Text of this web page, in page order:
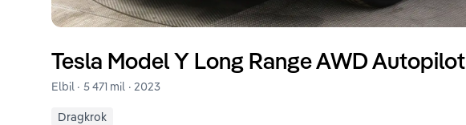
Tesla Model Y Long Range AWD Autopilot
Elbil · 5 471 mil · 2023
Dragkrok